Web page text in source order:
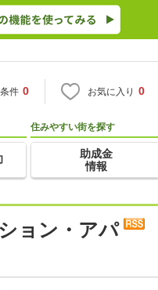
件 0 お気に入り 0
住みやすい街を探す
助成金
情報
ョン・アパ